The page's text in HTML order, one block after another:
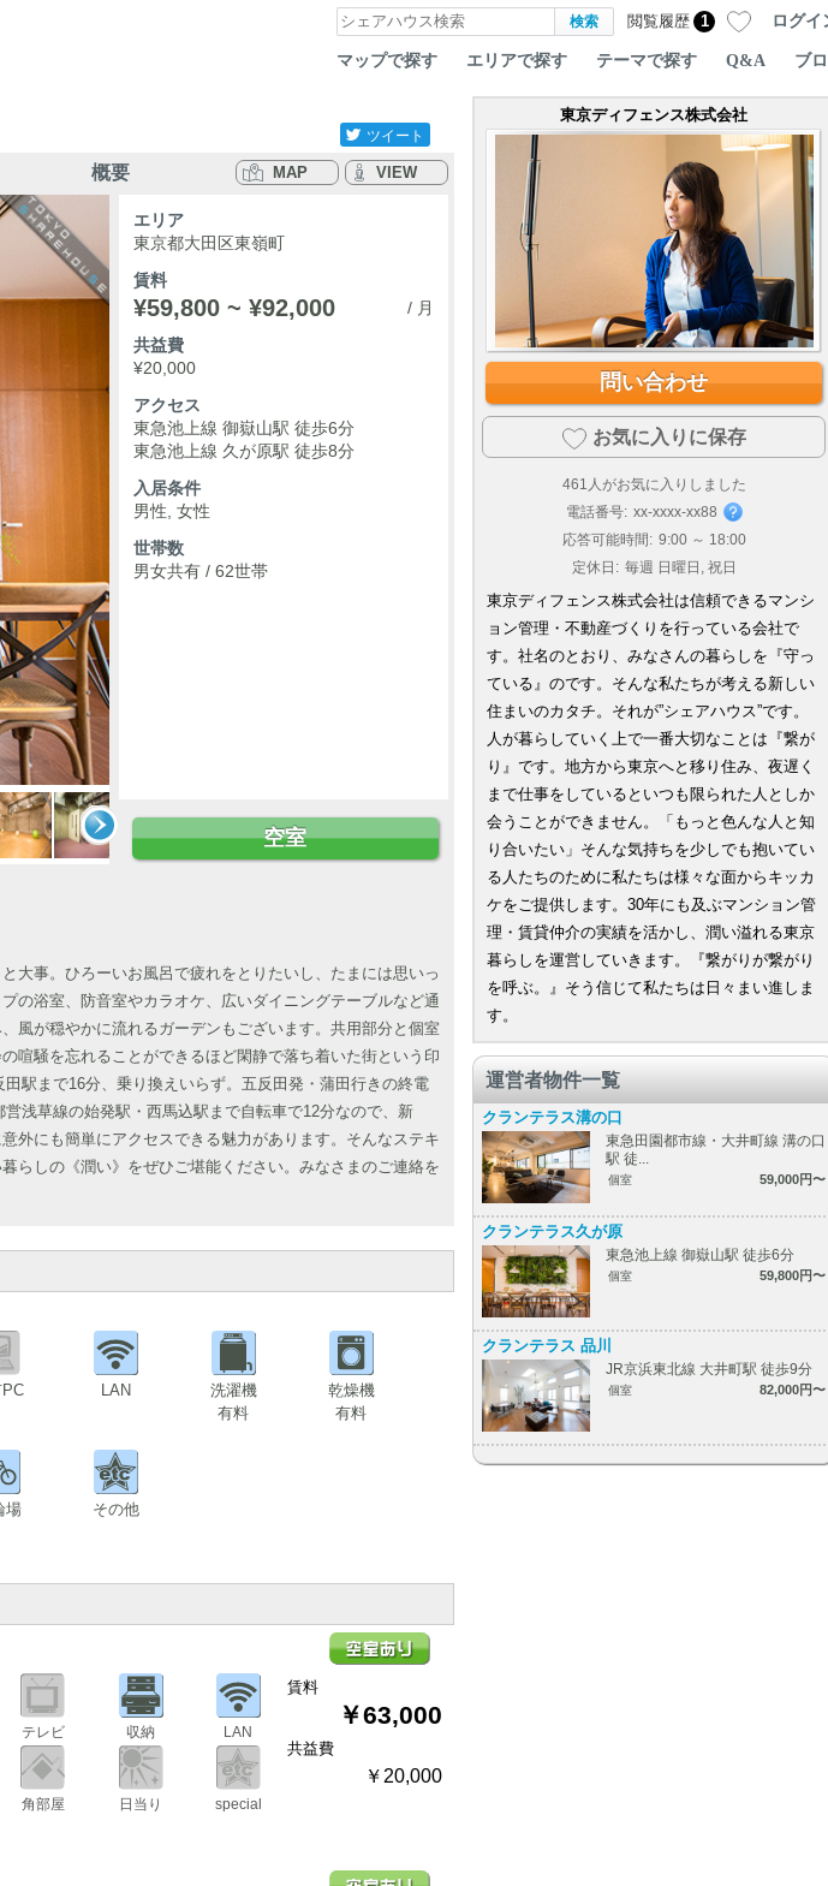
閲覧履歴 1 ログイ
マップで探す エリアで探す テーマで探す Q&A ブ
ツイート
概要 MAP VIEW
エリア
東京都大田区東嶺町
賃料
¥59,800 ~ ¥92,000
/ 月
共益費
¥20,000
アクセス
東急池上線 御嶽山駅 徒歩6分
東急池上線 久が原駅 徒歩8分
入居条件
男性, 女性
世帯数
男女共有 / 62世帯
空室
大事。ひろーいお風呂で疲れをとりたいし、たまには思いっ
の浴室、防音室やカラオケ、広いダイニングテーブルなど通
風が穏やかに流れるガーデンもございます。共用部分と個室
喧騒を忘れることができるほど閑静で落ち着いた街という印
駅まで16分、乗り換えいらず。五反田発・蒲田行きの終電
浅草線の始発駅・西馬込駅まで自転車で12分なので、新
外にも簡単にアクセスできる魅力があります。そんなステキ
らしの《潤い》をぜひご堪能ください。みなさまのご連絡を
LAN
洗濯機
有料
乾燥機
有料
場 その他
テレビ 収納 LAN
角部屋 日当り special
賃料
￥63,000
共益費
￥20,000
東京ディフェンス株式会社
問い合わせ
お気に入りに保存
461 人がお気に入りしました
電話番号: xx-xxxx-xx88
応答可能時間: 9:00 ～ 18:00
定休日: 毎週 日曜日, 祝日
東京ディフェンス株式会社は信頼できるマンシ
ョン管理・不動産づくりを行っている会社で
す。社名のとおり、みなさんの暮らしを『守っ
ている』のです。そんな私たちが考える新しい
住まいのカタチ。それが”シェアハウス”です。
人が暮らしていく上で一番大切なことは『繋が
り』です。地方から東京へと移り住み、夜遅く
まで仕事をしているといつも限られた人としか
会うことができません。「もっと色んな人と知
り合いたい」そんな気持ちを少しでも抱いてい
る人たちのために私たちは様々な面からキッカ
ケをご提供します。30年にも及ぶマンション管
理・賃貸仲介の実績を活かし、潤い溢れる東京
暮らしを運営していきます。『繋がりが繋がり
を呼ぶ。』そう信じて私たちは日々まい進しま
す。
運営者物件一覧
クランテラス溝の口
東急田園都市線・大井町線 溝の口
駅 徒...
個室 59,000円〜
クランテラス久が原
東急池上線 御嶽山駅 徒歩6分
個室 59,800円〜
クランテラス 品川
JR京浜東北線 大井町駅 徒歩9分
個室 82,000円〜